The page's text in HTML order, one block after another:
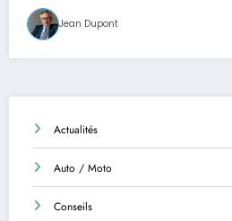
Jean Dupont
Actualités
Auto / Moto
Conseils